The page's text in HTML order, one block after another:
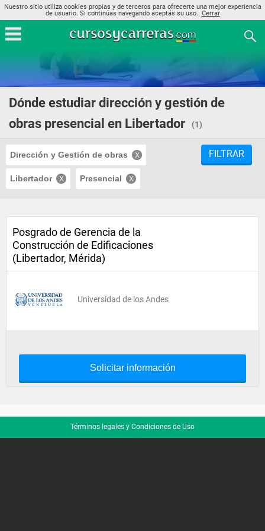
Nuestro sitio utiliza cookies propias y de terceros para ofrecerte una mejor experiencia
de usuario. Si continúas navegando aceptás su uso.. Cerrar
Dónde estudiar dirección y gestión de
obras presencial en Libertador
(1)
Dirección y Gestión de obras
Libertador Presencial
FILTRAR
Posgrado de Gerencia de la
Construcción de Edificaciones
(Libertador, Mérida)
Universidad de los Andes
Solicitar información
Términos legales y Condiciones de Uso